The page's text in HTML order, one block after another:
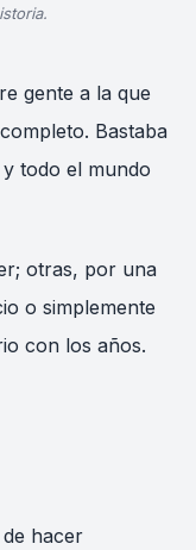
gente a la que
Bastaba
todo el mundo
otras, por una
o simplemente
con los años.
hacer